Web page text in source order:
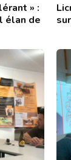
» :
élan de